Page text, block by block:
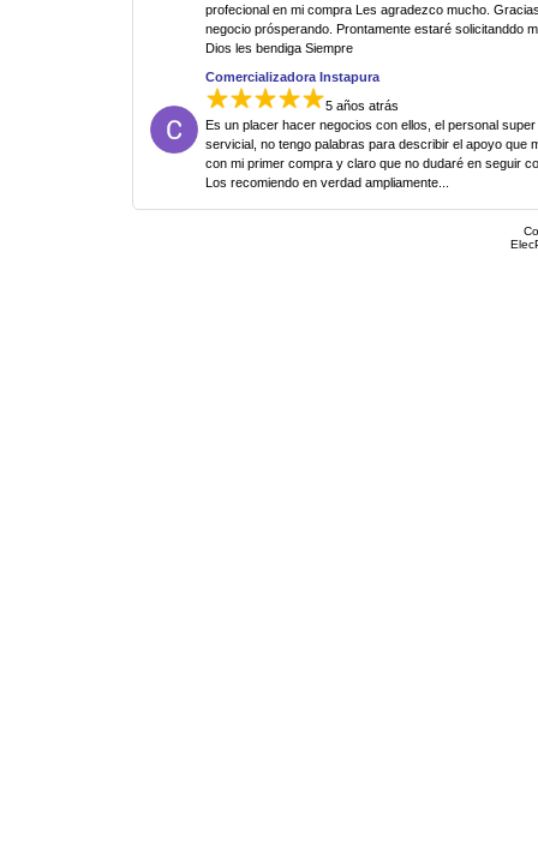
profecional en mi compra Les agradezco mucho.
negocio prósperando. Prontamente estaré solicitanddo
Dios les bendiga Siempre
Comercializadora Instapura
5 años atrás
Es un placer hacer negocios con ellos, el personal
servicial, no tengo palabras para describir el apoyo que
con mi primer compra y claro que no dudaré en seguir
Los recomiendo en verdad ampliamente...